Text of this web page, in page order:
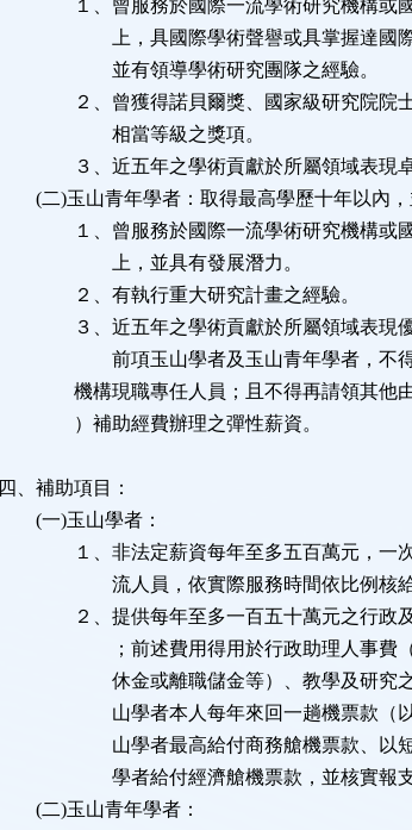
１、曾服務於國際一流學術研究機構或國
上，具國際學術聲譽或具掌握達國際領
並有領導學術研究團隊之經驗。
２、曾獲得諾貝爾獎、國家級研究院院士
相當等級之獎項。
３、近五年之學術貢獻於所屬領域表現卓
(二)玉山青年學者：取得最高學歷十年以內，
１、曾服務於國際一流學術研究機構或國
上，並具有發展潛力。
２、有執行重大研究計畫之經驗。
３、近五年之學術貢獻於所屬領域表現優
前項玉山學者及玉山青年學者，不得為
機構現職專任人員；且不得再請領其他由
）補助經費辦理之彈性薪資。
四、補助項目：
(一)玉山學者：
１、非法定薪資每年至多五百萬元，一次
流人員，依實際服務時間依比例核給
２、提供每年至多一百五十萬元之行政及
；前述費用得用於行政助理人事費（包
休金或離職儲金等）、教學及研究之業
山學者本人每年來回一趟機票款（以專
山學者最高給付商務艙機票款、以短期
學者給付經濟艙機票款，並核實報支
(二)玉山青年學者：